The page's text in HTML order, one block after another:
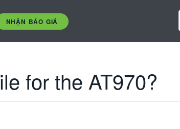
NHẬN BÁO GIÁ
for the AT970?